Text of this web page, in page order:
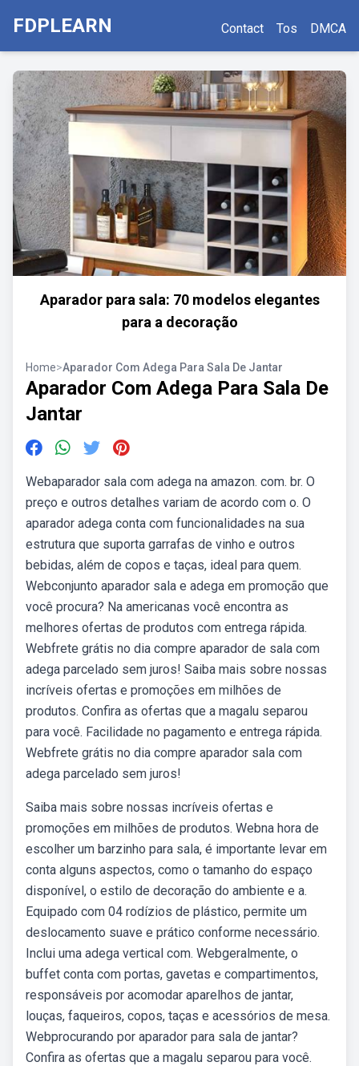
FDPLEARN Contact Tos DMCA
Aparador para sala: 70 modelos elegantes
para a decoração
Home>Aparador Com Adega Para Sala De Jantar
Aparador Com Adega Para Sala De
Jantar
Webaparador sala com adega na amazon. com. br. O
preço e outros detalhes variam de acordo com o. O
aparador adega conta com funcionalidades na sua
estrutura que suporta garrafas de vinho e outros
bebidas, além de copos e taças, ideal para quem.
Webconjunto aparador sala e adega em promoção que
você procura? Na americanas você encontra as
melhores ofertas de produtos com entrega rápida.
Webfrete grátis no dia compre aparador de sala com
adega parcelado sem juros! Saiba mais sobre nossas
incríveis ofertas e promoções em milhões de
produtos. Confira as ofertas que a magalu separou
para você. Facilidade no pagamento e entrega rápida.
Webfrete grátis no dia compre aparador sala com
adega parcelado sem juros!
Saiba mais sobre nossas incríveis ofertas e
promoções em milhões de produtos. Webna hora de
escolher um barzinho para sala, é importante levar em
conta alguns aspectos, como o tamanho do espaço
disponível, o estilo de decoração do ambiente e a.
Equipado com 04 rodízios de plástico, permite um
deslocamento suave e prático conforme necessário.
Inclui uma adega vertical com. Webgeralmente, o
buffet conta com portas, gavetas e compartimentos,
responsáveis por acomodar aparelhos de jantar,
louças, faqueiros, copos, taças e acessórios de mesa.
Webprocurando por aparador para sala de jantar?
Confira as ofertas que a magalu separou para você.